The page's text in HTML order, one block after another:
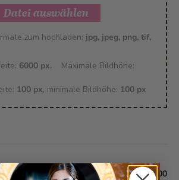
Datei auswählen
zum hochladen: jpg, jpeg, png, tif,
6000 px.
Maximale Bildhöhe:
100 px, minimale Bildhöhe: 100 px
+ CHF 8.00